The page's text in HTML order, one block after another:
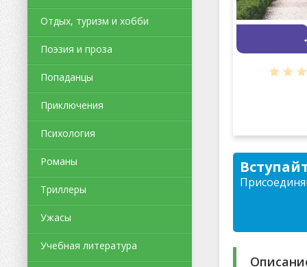
Отдых, туризм и хобби
Поэзия и проза
Попаданцы
Приключения
Психология
Романы
Триллеры
Ужасы
Учебная литература